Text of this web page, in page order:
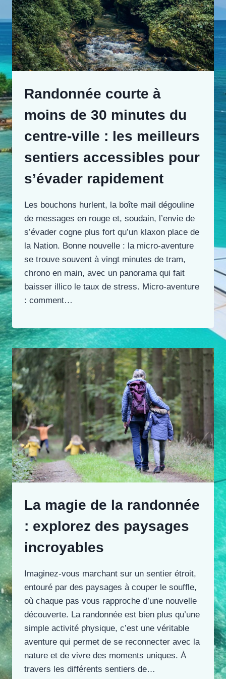
Randonnée courte à
moins de 30 minutes du
centre-ville : les meilleurs
sentiers accessibles pour
s’évader rapidement
Les bouchons hurlent, la boîte mail dégouline
de messages en rouge et, soudain, l’envie de
s’évader cogne plus fort qu’un klaxon place de
la Nation. Bonne nouvelle : la micro-aventure
se trouve souvent à vingt minutes de tram,
chrono en main, avec un panorama qui fait
baisser illico le taux de stress. Micro-aventure
: comment…
La magie de la randonnée
: explorez des paysages
incroyables
Imaginez-vous marchant sur un sentier étroit,
entouré par des paysages à couper le souffle,
où chaque pas vous rapproche d’une nouvelle
découverte. La randonnée est bien plus qu’une
simple activité physique, c’est une véritable
aventure qui permet de se reconnecter avec la
nature et de vivre des moments uniques. À
travers les différents sentiers de…